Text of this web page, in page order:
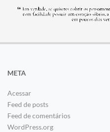
META
Acessar
Feed de posts
Feed de comentários
WordPress.org